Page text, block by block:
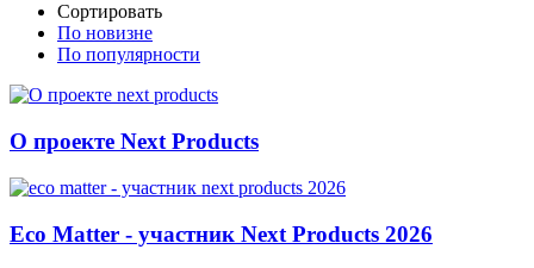
Сортировать
По новизне
По популярности
О проекте Next Products
Eco Matter - участник Next Products 2026